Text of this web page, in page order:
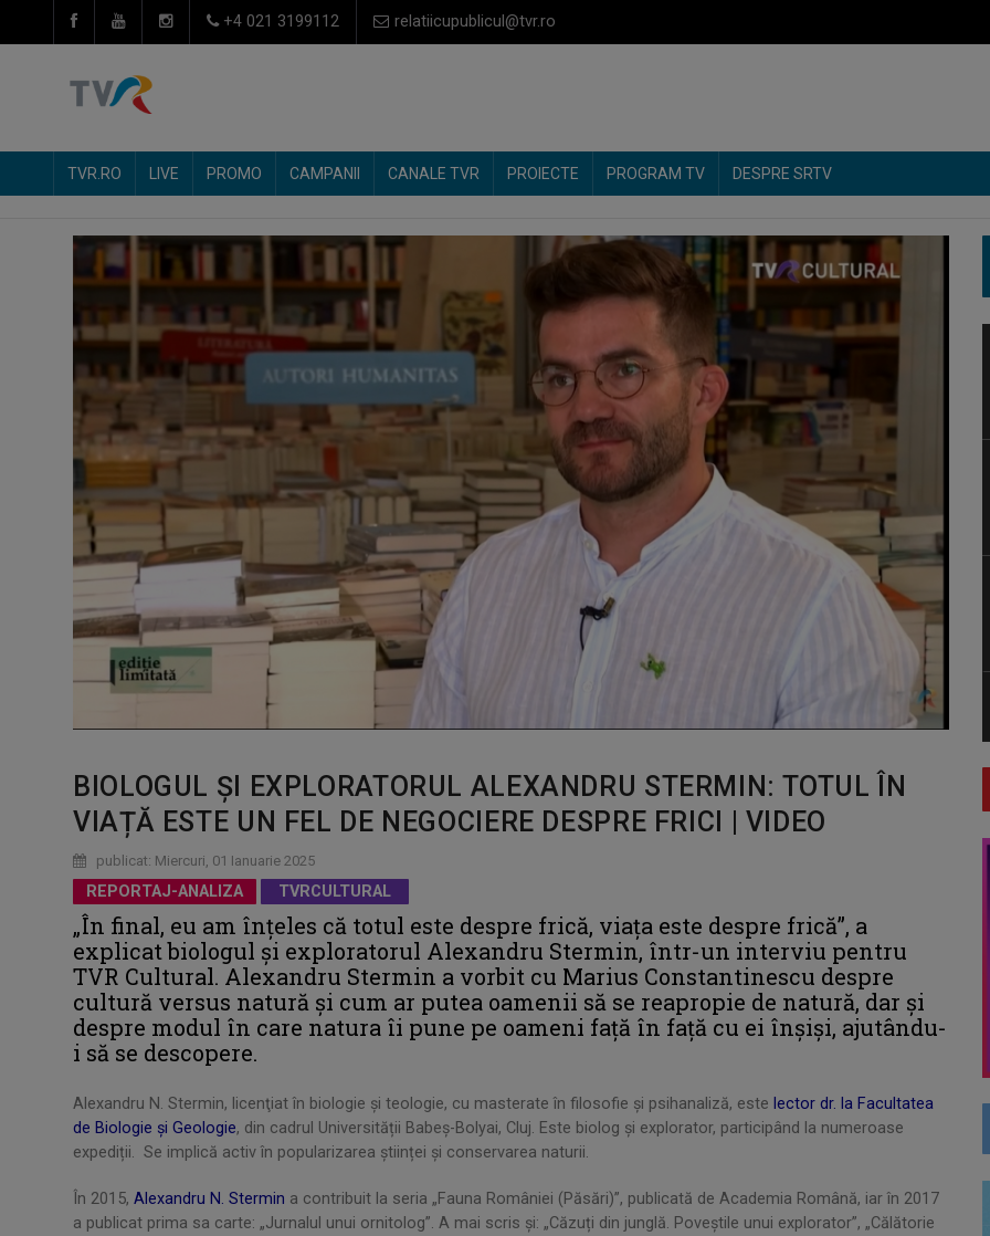
+4 021 3199112 relatiicupublicul@tvr.ro
TVR.RO LIVE PROMO CAMPANII CANALE TVR PROIECTE PROGRAM TV DESPRE SRTV
BIOLOGUL ȘI EXPLORATORUL ALEXANDRU STERMIN: TOTUL ÎN
VIAȚĂ ESTE UN FEL DE NEGOCIERE DESPRE FRICI | VIDEO
publicat: Miercuri, 01 Ianuarie 2025
REPORTAJ-ANALIZA TVRCULTURAL
„În final, eu am înțeles că totul este despre frică, viața este despre frică”, a
explicat biologul și exploratorul Alexandru Stermin, într-un interviu pentru
TVR Cultural. Alexandru Stermin a vorbit cu Marius Constantinescu despre
cultură versus natură și cum ar putea oamenii să se reapropie de natură, dar și
despre modul în care natura îi pune pe oameni față în față cu ei înșiși, ajutându-
i să se descopere.
Alexandru N. Stermin, licenţiat în biologie şi teologie, cu masterate în filosofie şi psihanaliză, este lector dr. la Facultatea
de Biologie și Geologie, din cadrul Universității Babeș-Bolyai, Cluj. Este biolog și explorator, participând la numeroase
expediții. Se implică activ în popularizarea științei și conservarea naturii.
În 2015, Alexandru N. Stermin a contribuit la seria „Fauna României (Păsări)”, publicată de Academia Română, iar în 2017
a publicat prima sa carte: „Jurnalul unui ornitolog”. A mai scris și: „Căzuți din junglă. Poveștile unui explorator”, „Călătorie